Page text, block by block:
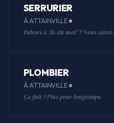
SERRURIER
À ATTAINVILLE
Dehors à 3h du mat' ? Nous aussi.
PLOMBIER
À ATTAINVILLE
Ça fuit ? Plus pour longtemps.